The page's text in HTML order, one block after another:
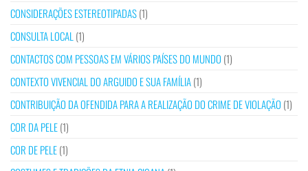
CONSIDERAÇÕES ESTEREOTIPADAS(1)
CONSULTA LOCAL (1)
CONTACTOS COM PESSOAS EM VÁRIOS PAÍSES DO MUNDO (1)
CONTEXTO VIVENCIAL DO ARGUIDO E SUA FAMÍLIA(1)
CONTRIBUIÇÃO DA OFENDIDA PARA A REALIZAÇÃO DO CRIME DE VIOLAÇÃO (1)
COR DA PELE(1)
COR DE PELE(1)